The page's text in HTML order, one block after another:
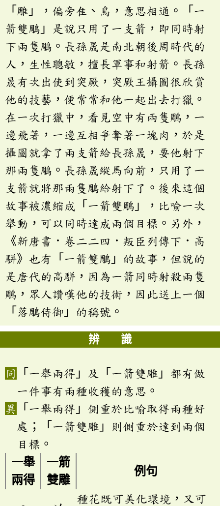
「雕」，偏旁隹、鳥，意思相通。「一
箭雙鵰」是說只用了一支箭，即同時射
下兩隻鵰。長孫晟是南北朝後周時代的
人，生性聰敏，擅長軍事和射箭。長孫
晟有次出使到突厥，突厥王攝圖很欣賞
他的技藝，便常常和他一起出去打獵。
在一次打獵中，看見空中有兩隻鵰，一
邊飛著，一邊互相爭奪著一塊肉，於是
攝圖就拿了兩支箭給長孫晟，要他射下
那兩隻鵰。長孫晟縱馬向前，只用了一
支箭就將那兩隻鵰給射下了。後來這個
故事被濃縮成「一箭雙鵰」，比喻一次
舉動，可以同時達成兩個目標。另外，
《新唐書．卷二二四．叛臣列傳下．高
駢》也有「一箭雙鵰」的故事，但說的
是唐代的高駢，因為一箭同時射殺兩隻
鵰，眾人讚嘆他的技術，因此送上一個
「落鵰侍御」的稱號。
辨 識
「一舉兩得」及「一箭雙雕」都有做
一件事有兩種收穫的意思。
「一舉兩得」側重於比喻取得兩種好
處；「一箭雙雕」則側重於達到兩個
目標。
一舉
兩得
一箭
雙雕
例句
種花既可美化環境，又可